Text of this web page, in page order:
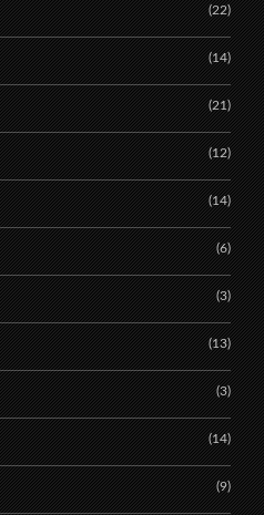
(22)
(14)
(21)
(12)
(14)
(6)
(3)
(13)
(3)
(14)
(9)